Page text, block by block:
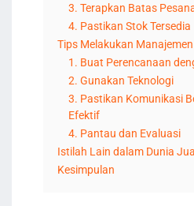
3. Terapkan Batas
4. Pastikan Stok Tersedia
Tips Melakukan
1. Buat Perencanaan
2. Gunakan Teknologi
3. Pastikan Komunikasi
Efektif
4. Pantau dan Evaluasi
Istilah Lain dalam Dunia
Kesimpulan